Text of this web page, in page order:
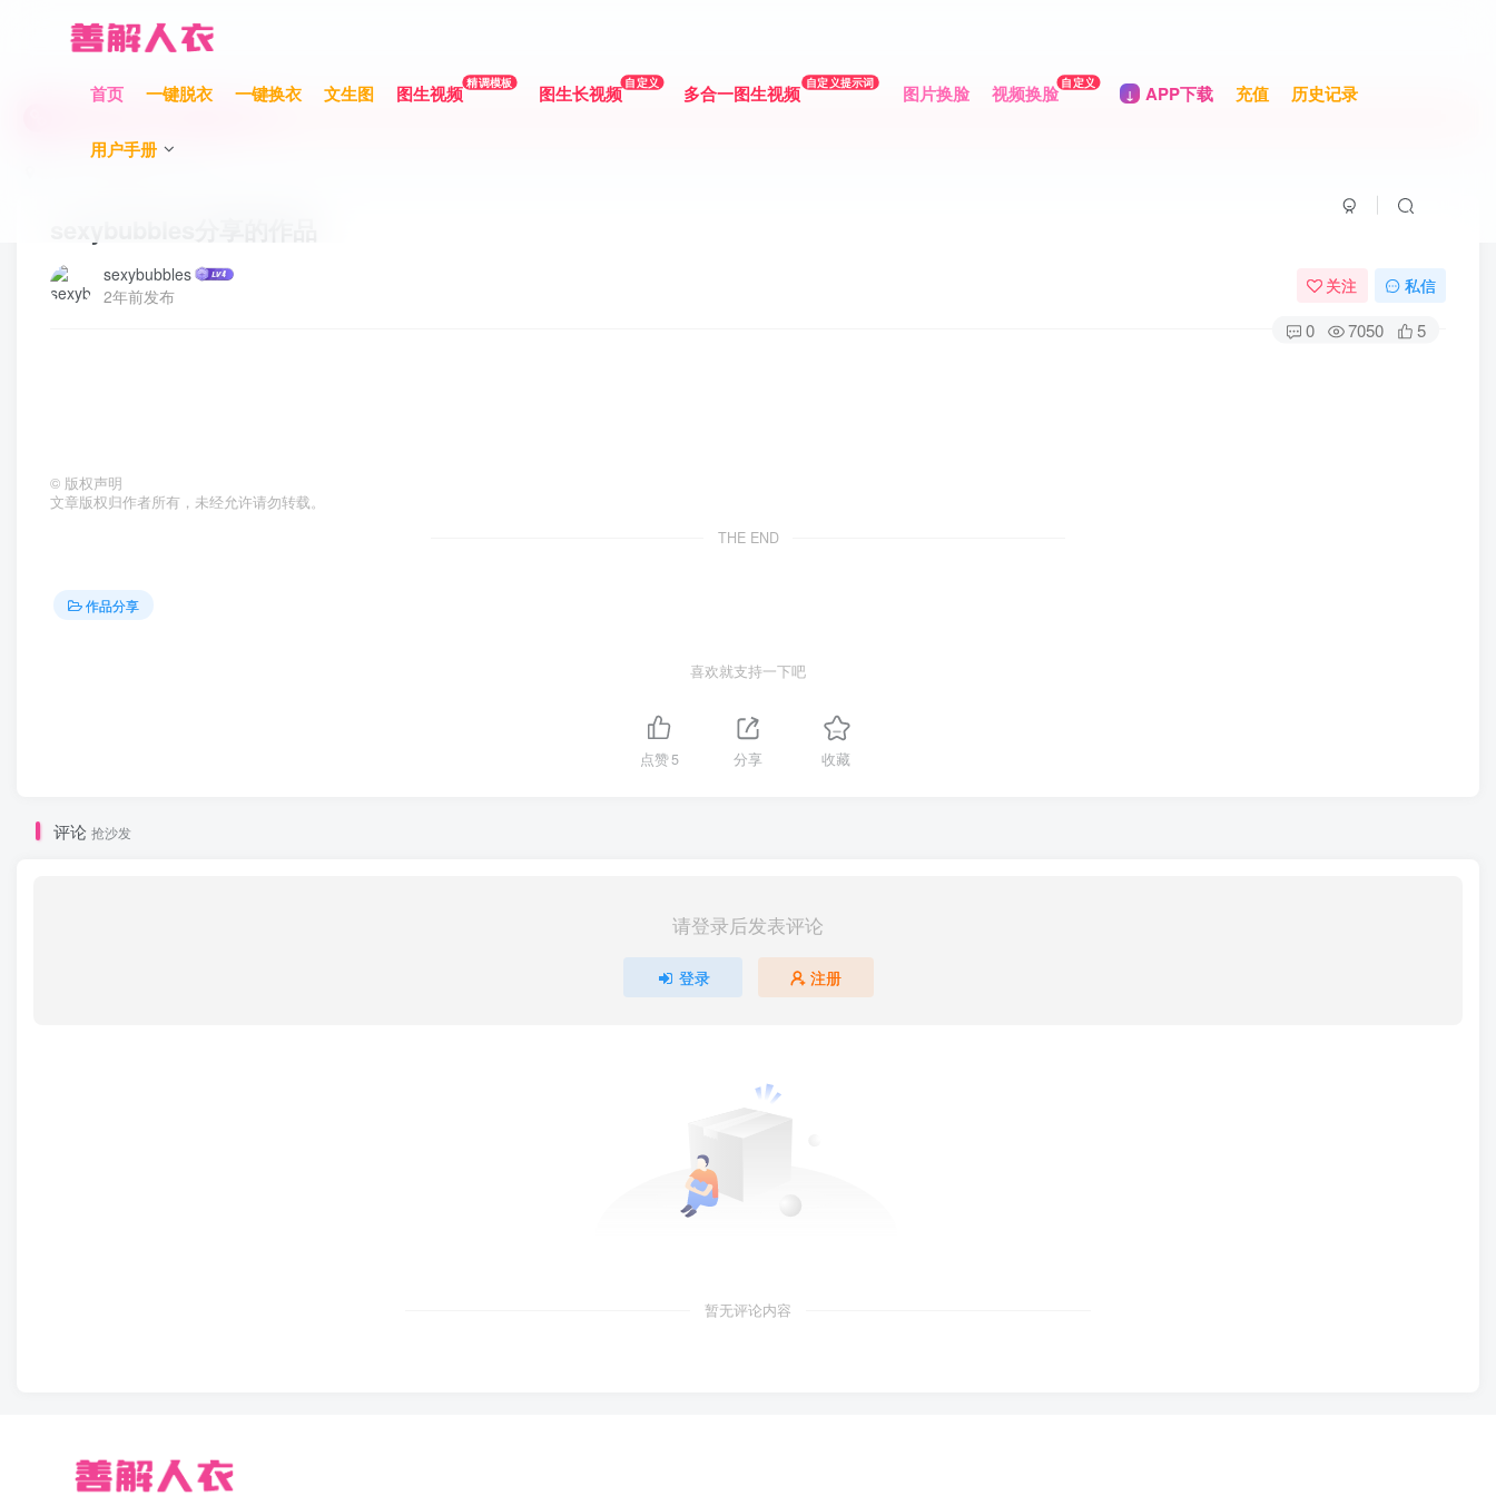
首页 一键脱衣 一键换衣 文生图 图生视频 精调模板 图生长视频 自定义 多合一图生视频 自定义提示词 图片换脸 视频换脸 自定义 APP下载 充值 历史记录
用户手册
充值限时巨惠，最高赠送700元！
充值限时巨惠，最高赠送700元！
sexybubbles
2年前发布
关注 私信
0 7050 5
© 版权声明
文章版权归作者所有，未经允许请勿转载。
THE END
作品分享
喜欢就支持一下吧
点赞5 分享 收藏
评论 抢沙发
请登录后发表评论
登录 注册
暂无评论内容